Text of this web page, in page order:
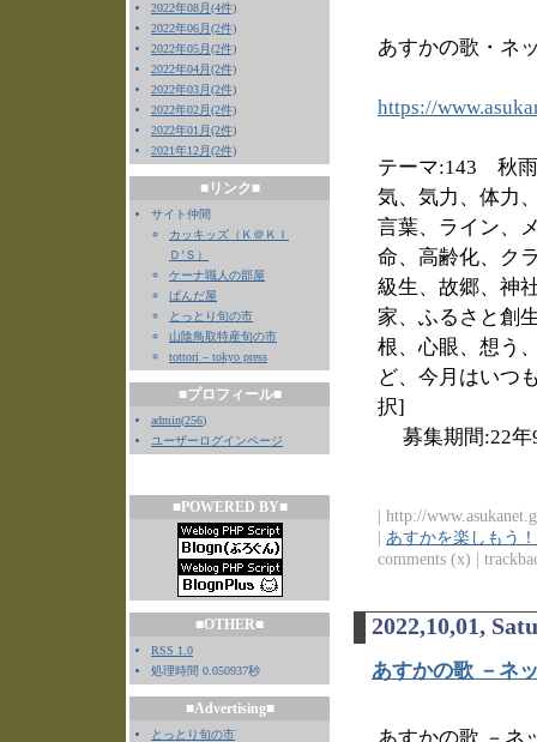
2022年08月(4件)
2022年06月(2件)
2022年05月(2件)
2022年04月(2件)
2022年03月(2件)
2022年02月(2件)
2022年01月(2件)
2021年12月(2件)
■リンク■
サイト仲間
カッキッズ（Ｋ＠ＫＩ
Ｄ’Ｓ）
ケーナ職人の部屋
ぱんだ屋
とっとり旬の市
山陰鳥取特産旬の市
tottori – tokyo press
■プロフィール■
admin(256)
ユーザーログインページ
■POWERED BY■
■OTHER■
RSS 1.0
処理時間 0.050937秒
■Advertising■
とっとり旬の市
あすかの歌・ネ
https://
テーマ:143 秋雨
気、気力、体力
言葉、ライン、
命、高齢化、ク
級生、故郷、神
家、ふるさと創
根、心眼、想う
ど、今月はいつ
択]
募集期間:22年
| http://
| あすかを楽しもう
comments (x) |
2022,10,01,
あすかの歌 －ネ